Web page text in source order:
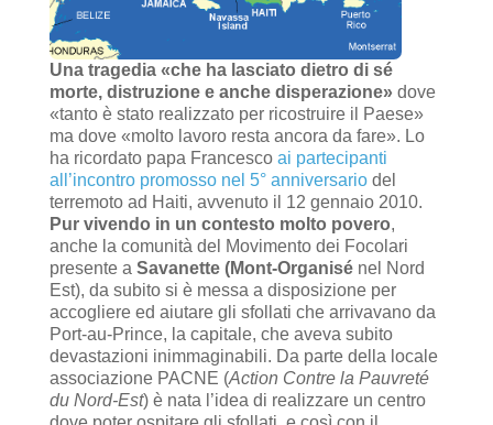
Una tragedia «che ha lasciato dietro di sé
morte, distruzione e anche disperazione»dove
«tanto è stato realizzato per ricostruire il Paese»
ma dove «molto lavoro resta ancora da fare». Lo
ha ricordato papa Francesco ai partecipanti
all’incontro promosso nel 5° anniversariodel
terremoto ad Haiti, avvenuto il 12 gennaio 2010.
Pur vivendo in un contesto molto povero,
anche la comunità del Movimento dei Focolari
presente a Savanette (Mont-Organisénel Nord
Est), da subito si è messa a disposizione per
accogliere ed aiutare gli sfollati che arrivavano da
Port-au-Prince, la capitale, che aveva subito
devastazioni inimmaginabili. Da parte della locale
associazione PACNE (Action Contre la Pauvreté
du Nord-Est) è nata l’idea di realizzare un centro